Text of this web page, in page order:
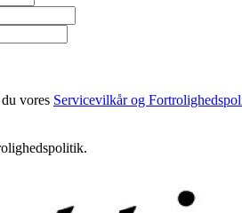
vores Servicevilkår og